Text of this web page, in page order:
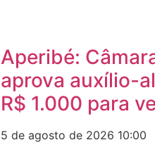
Aperibé:
aprova auxílio-
R$ 1.000 para
5 de agosto de 2026 10:00